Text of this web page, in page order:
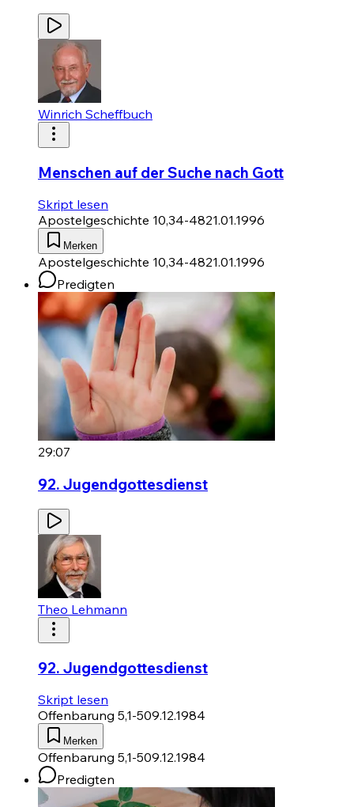
Winrich Scheffbuch
Menschen auf der Suche nach Gott
Skript lesen
Apostelgeschichte 10,34-4821.01.1996
Merken
Apostelgeschichte 10,34-4821.01.1996
Predigten
29:07
92. Jugendgottesdienst
Theo Lehmann
92. Jugendgottesdienst
Skript lesen
Offenbarung 5,1-509.12.1984
Merken
Offenbarung 5,1-509.12.1984
Predigten